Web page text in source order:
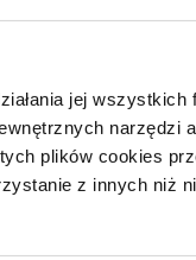
jej
narzędzi
plików cookies
z innych niż